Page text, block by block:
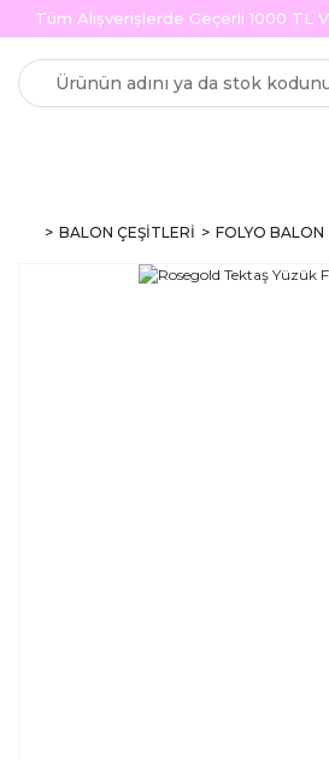
Tüm Alışverişlerde Geçerli 1000 TL
BALON ÇEŞİTLERİ FOLYO BALON